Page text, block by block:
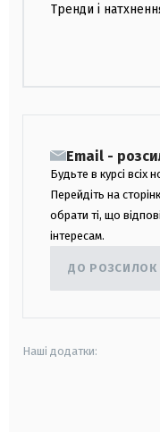
Тренди і
Email -
Будьте в курсі всіх
Перейдіть на
обрати ті, що
інтересам.
ДО РОЗСИЛОК
Наші додатки: